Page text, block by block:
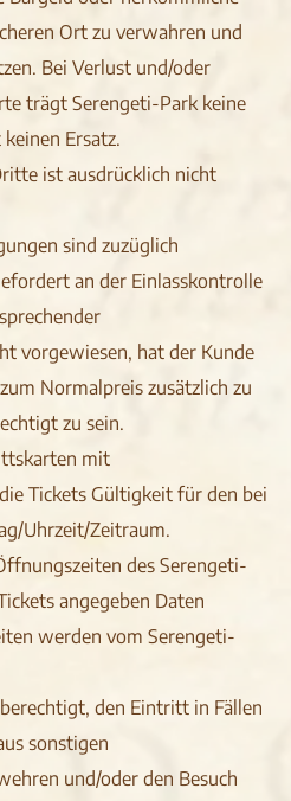
Ort zu verwahren und
Bei Verlust und/oder
trägt Serengeti-Park keine
Ersatz.
ist ausdrücklich nicht
sind zuzüglich
an der Einlasskontrolle
vorgewiesen, hat der Kunde
Normalpreis zusätzlich zu
zu sein.
mit
Tickets Gültigkeit für den bei
Uhrzeit/Zeitraum.
des Serengeti-
angegeben Daten
werden vom Serengeti-
den Eintritt in Fällen
sonstigen
und/oder den Besuch